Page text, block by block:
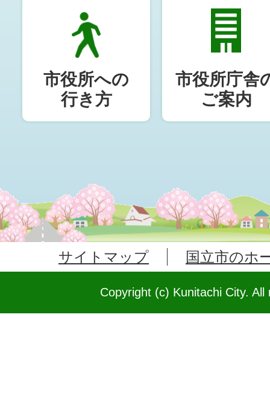
市役所への
行き方
市役所庁舎
ご案内
サイトマップ 国立市のホ
Copyright (c) Kunitachi City.